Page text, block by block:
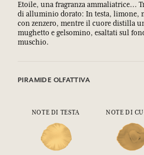
Etoile, una fragranza ammaliatrice...
di alluminio dorato: In testa, limone,
con zenzero, mentre il cuore distilla
mughetto e gelsomino, esaltati sul
muschio.
PIRAMIDE OLFATTIVA
NOTE DI TESTA NOTE DI